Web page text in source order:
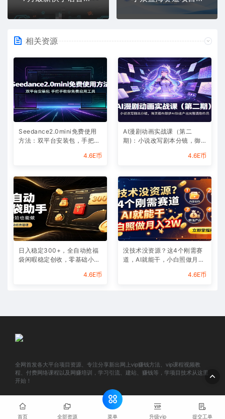
相关资源
Seedance2.0mini免费使用
方法：双平台安装包，手把手
4.6E币
AI漫剧动画实战课（第二
期)：小说改写剧本分镜，御
4.6E币
日入稳定300+，全自动抢福
袋闲暇稳定创收，零基础小白
4.6E币
没技术没资源？这4个刚需赛
道，AI就能干，小白照做月入
4.6E币
全网首发各大平台项目资源、专注分享新出网上vip赚钱方法、vip课程视频教
程、付费网络课程以及网赚培训，学习引流、建站、赚钱等，学项目技术从这里
开始！
© 2025 e46.cn All rights reserved
首页 全部资源 菜单 升级vip 提交工单